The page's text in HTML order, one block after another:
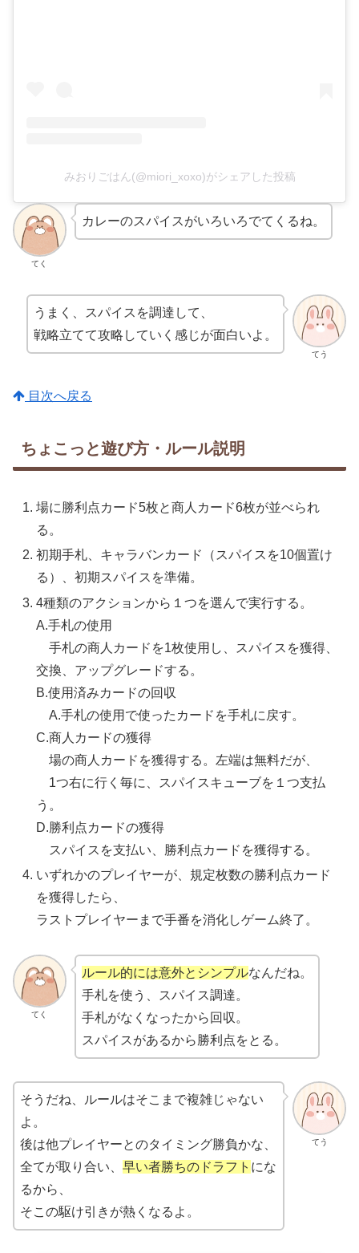
みおりごはん(@miori_xoxo)がシェアした投稿
てく
カレーのスパイスがいろいろでてくるね。
てう
うまく、スパイスを調達して、
戦略立てて攻略していく感じが面白いよ。
目次へ戻る
ちょこっと遊び方・ルール説明
場に勝利点カード5枚と商人カード6枚が並べられ
る。
初期手札、キャラバンカード（スパイスを10個置け
る）、初期スパイスを準備。
4種類のアクションから１つを選んで実行する。
A.手札の使用
手札の商人カードを1枚使用し、スパイスを獲得、
交換、アップグレードする。
B.使用済みカードの回収
A.手札の使用で使ったカードを手札に戻す。
C.商人カードの獲得
場の商人カードを獲得する。左端は無料だが、
1つ右に行く毎に、スパイスキューブを１つ支払
う。
D.勝利点カードの獲得
スパイスを支払い、勝利点カードを獲得する。
いずれかのプレイヤーが、規定枚数の勝利点カード
を獲得したら、
ラストプレイヤーまで手番を消化しゲーム終了。
てく
ルール的には意外とシンプルなんだね。
手札を使う、スパイス調達。
手札がなくなったから回収。
スパイスがあるから勝利点をとる。
てう
そうだね、ルールはそこまで複雑じゃない
よ。
後は他プレイヤーとのタイミング勝負かな、
全てが取り合い、 早い者勝ちのドラフト にな
るから、
そこの駆け引きが熱くなるよ。